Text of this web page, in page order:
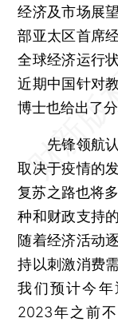
经济及市场展
部亚太区首席
全球经济运行
近期中国针对
博士也给出了分
先锋领航认
取决于疫情的
复苏之路也将
种和财政支持
随着经济活动
持以刺激消费
我们预计今
2023年之前